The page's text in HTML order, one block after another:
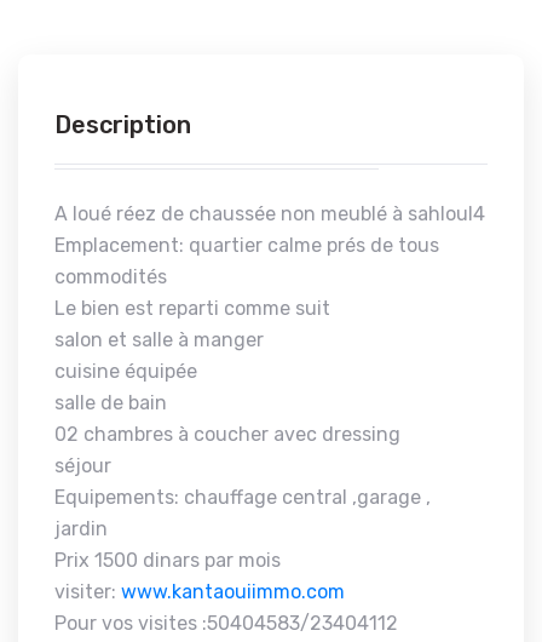
Description
A loué réez de chaussée non meublé à sahloul4
Emplacement: quartier calme prés de tous
commodités
Le bien est reparti comme suit
salon et salle à manger
cuisine équipée
salle de bain
02 chambres à coucher avec dressing
séjour
Equipements: chauffage central ,garage ,
jardin
Prix 1500 dinars par mois
visiter: www.kantaouiimmo.com
Pour vos visites :50404583/23404112